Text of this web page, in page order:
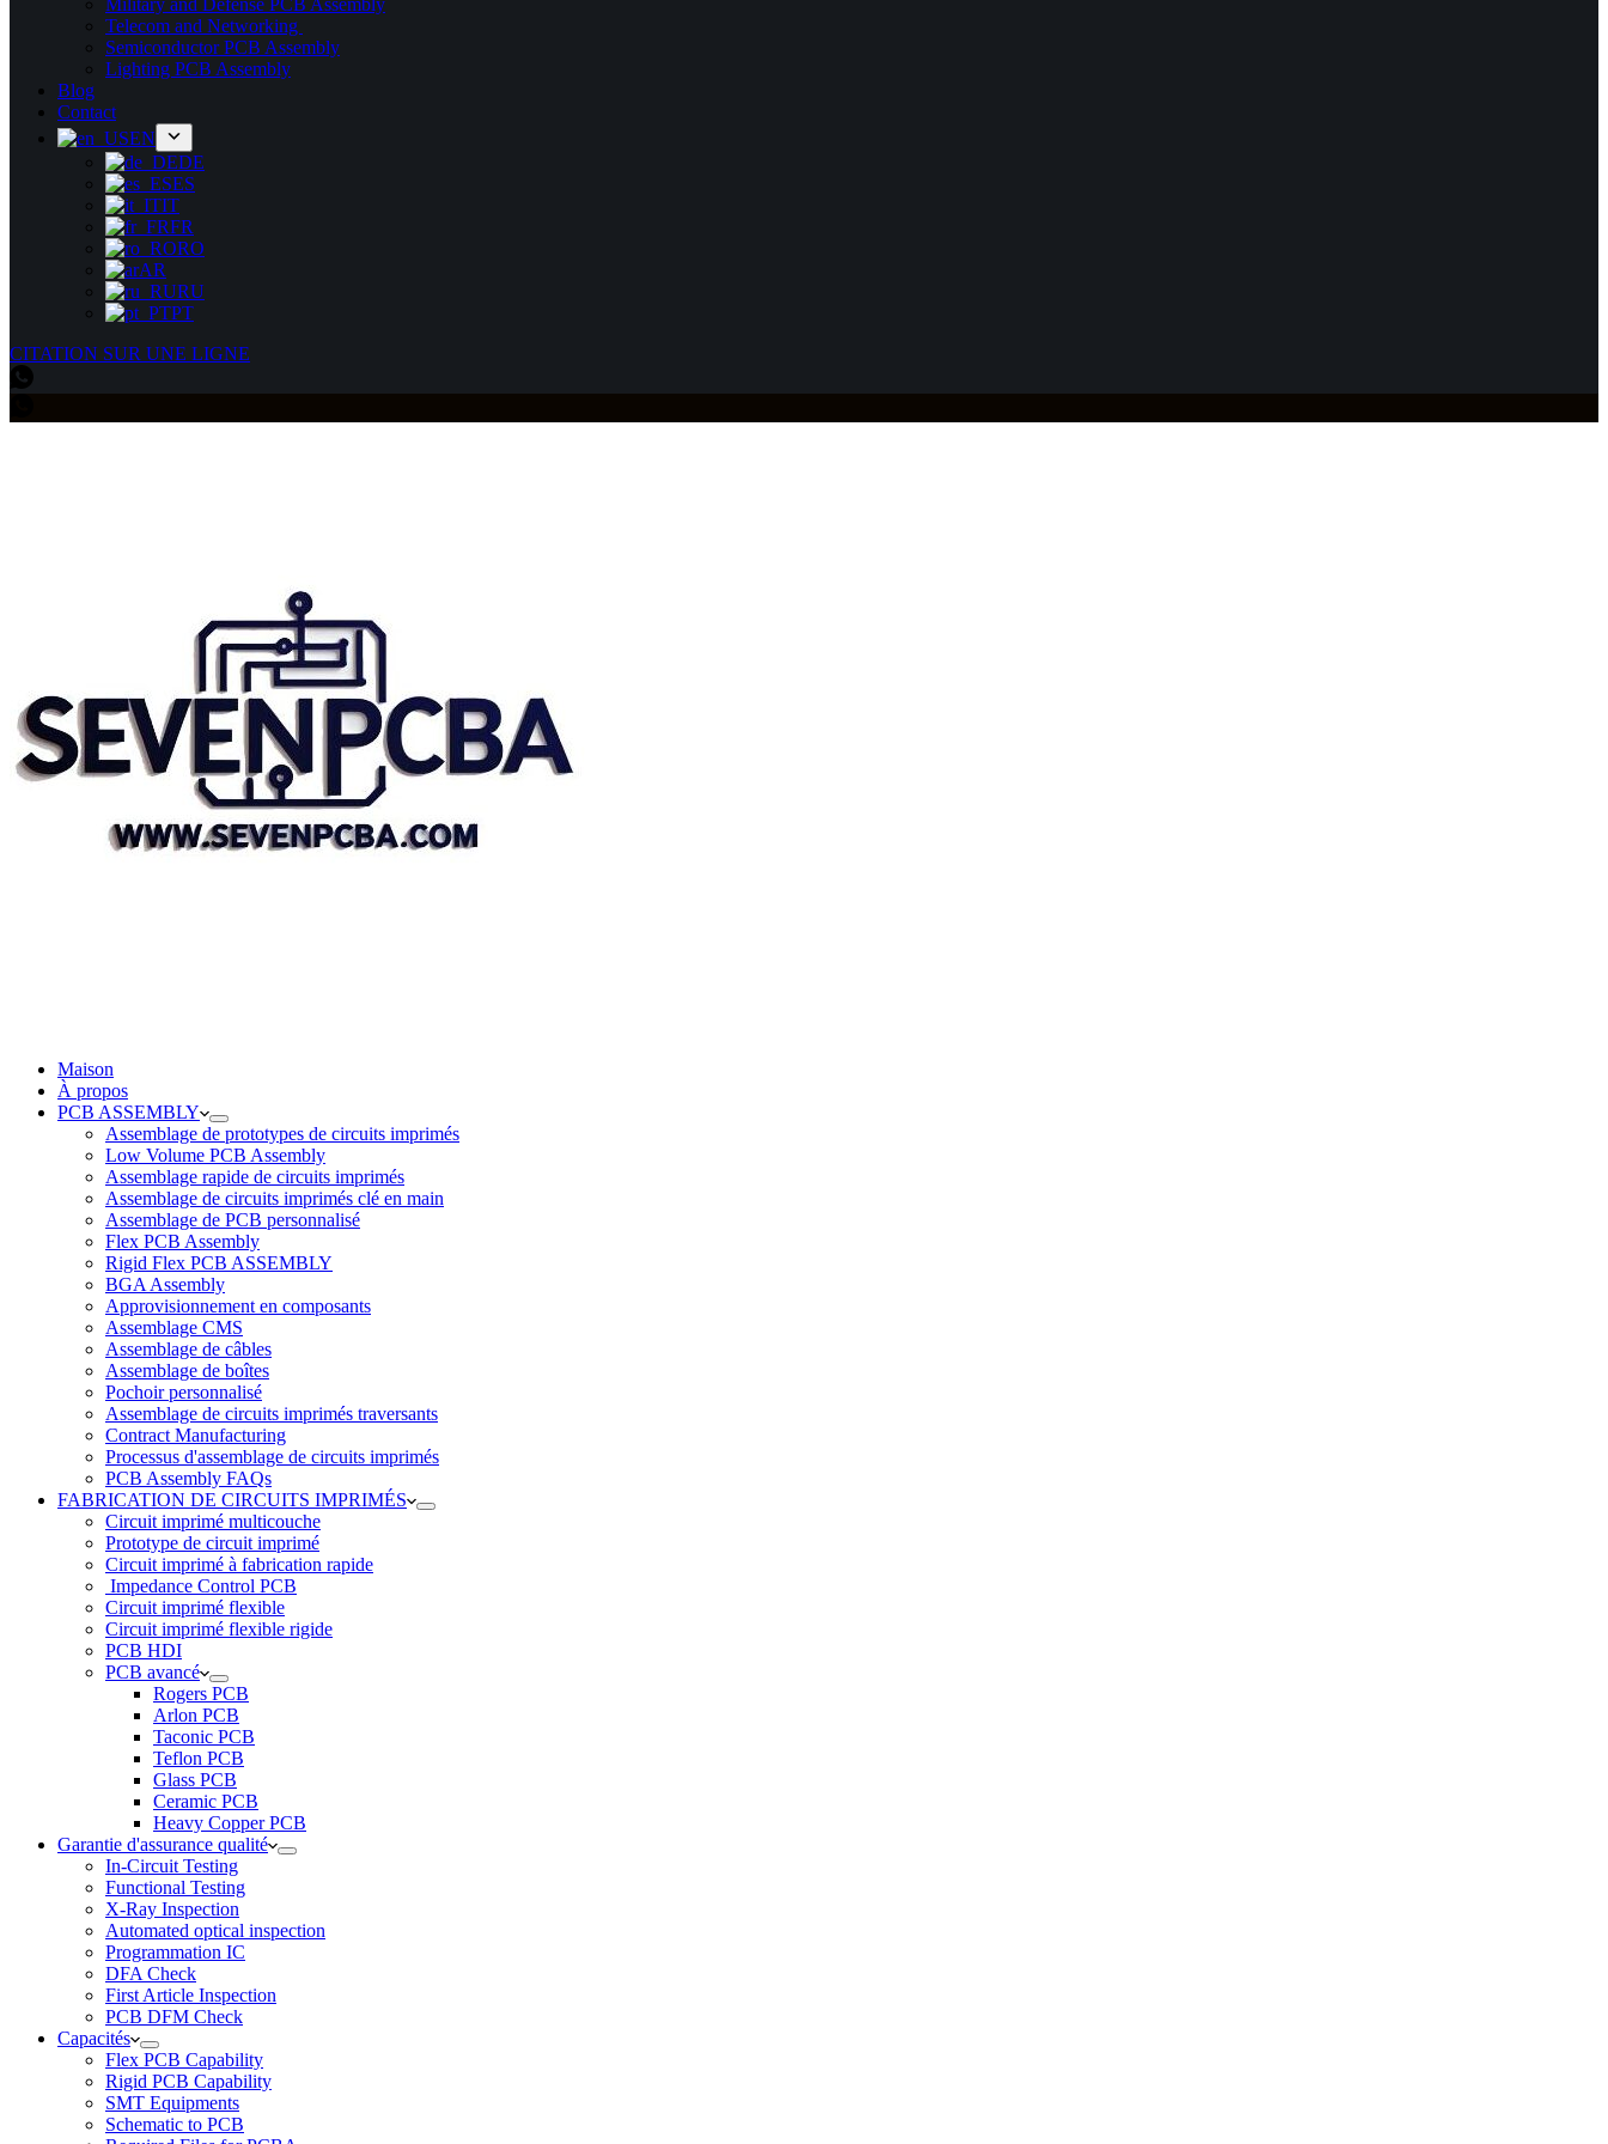
Military and Defense PCB Assembly
Telecom and Networking
Semiconductor PCB Assembly
Lighting PCB Assembly
Blog
Contact
EN
DE
ES
IT
FR
RO
AR
RU
PT
CITATION SUR UNE LIGNE
Maison
À propos
PCB ASSEMBLY
Assemblage de prototypes de circuits imprimés
Low Volume PCB Assembly
Assemblage rapide de circuits imprimés
Assemblage de circuits imprimés clé en main
Assemblage de PCB personnalisé
Flex PCB Assembly
Rigid Flex PCB ASSEMBLY
BGA Assembly
Approvisionnement en composants
Assemblage CMS
Assemblage de câbles
Assemblage de boîtes
Pochoir personnalisé
Assemblage de circuits imprimés traversants
Contract Manufacturing
Processus d'assemblage de circuits imprimés
PCB Assembly FAQs
FABRICATION DE CIRCUITS IMPRIMÉS
Circuit imprimé multicouche
Prototype de circuit imprimé
Circuit imprimé à fabrication rapide
Impedance Control PCB
Circuit imprimé flexible
Circuit imprimé flexible rigide
PCB HDI
PCB avancé
Rogers PCB
Arlon PCB
Taconic PCB
Teflon PCB
Glass PCB
Ceramic PCB
Heavy Copper PCB
Garantie d'assurance qualité
In-Circuit Testing
Functional Testing
X-Ray Inspection
Automated optical inspection
Programmation IC
DFA Check
First Article Inspection
PCB DFM Check
Capacités
Flex PCB Capability
Rigid PCB Capability
SMT Equipments
Schematic to PCB